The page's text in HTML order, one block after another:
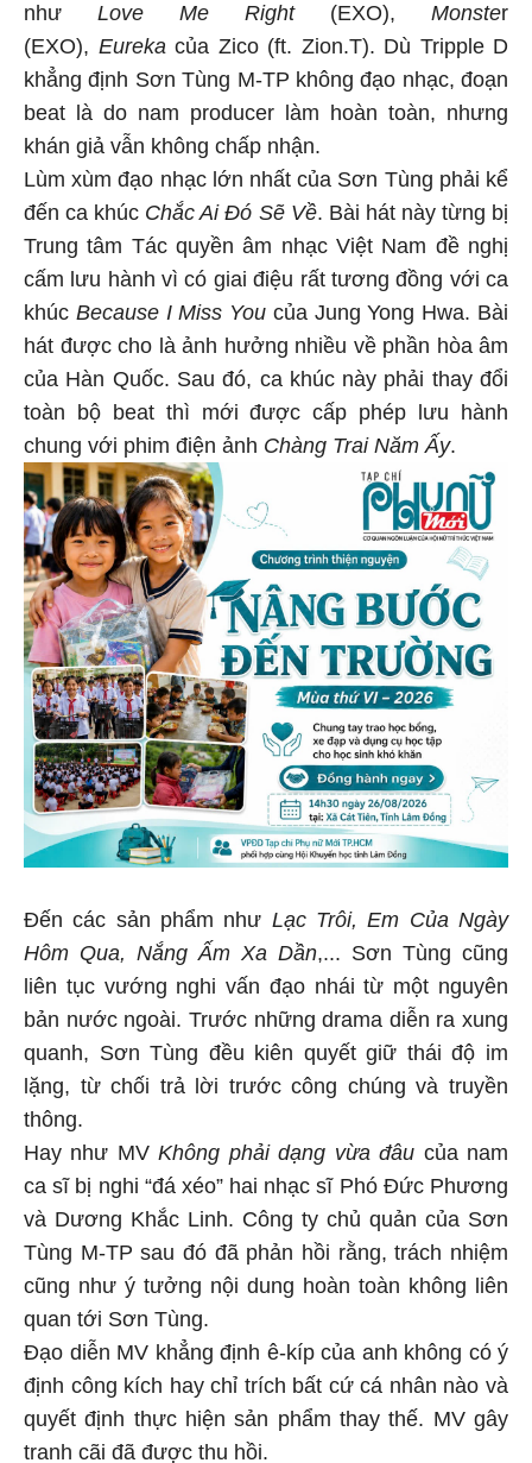
như Love Me Right (EXO), Monster
(EXO), Eureka của Zico (ft. Zion.T). Dù Tripple D
khẳng định Sơn Tùng M-TP không đạo nhạc, đoạn
beat là do nam producer làm hoàn toàn, nhưng
khán giả vẫn không chấp nhận.
Lùm xùm đạo nhạc lớn nhất của Sơn Tùng phải kể
đến ca khúc Chắc Ai Đó Sẽ Về. Bài hát này từng bị
Trung tâm Tác quyền âm nhạc Việt Nam đề nghị
cấm lưu hành vì có giai điệu rất tương đồng với ca
khúc Because I Miss You của Jung Yong Hwa. Bài
hát được cho là ảnh hưởng nhiều về phần hòa âm
của Hàn Quốc. Sau đó, ca khúc này phải thay đổi
toàn bộ beat thì mới được cấp phép lưu hành
chung với phim điện ảnh Chàng Trai Năm Ấy.
Đến các sản phẩm như Lạc Trôi, Em Của Ngày
Hôm Qua, Nắng Ấm Xa Dần,... Sơn Tùng cũng
liên tục vướng nghi vấn đạo nhái từ một nguyên
bản nước ngoài. Trước những drama diễn ra xung
quanh, Sơn Tùng đều kiên quyết giữ thái độ im
lặng, từ chối trả lời trước công chúng và truyền
thông.
Hay như MVKhông phải dạng vừa đâu của nam
ca sĩ bị nghi “đá xéo” hai nhạc sĩ Phó Đức Phương
và Dương Khắc Linh. Công ty chủ quản của Sơn
Tùng M-TP sau đó đã phản hồi rằng, trách nhiệm
cũng như ý tưởng nội dung hoàn toàn không liên
quan tới Sơn Tùng.
Đạo diễn MV khẳng định ê-kíp của anh không có ý
định công kích hay chỉ trích bất cứ cá nhân nào và
quyết định thực hiện sản phẩm thay thế. MV gây
tranh cãi đã được thu hồi.